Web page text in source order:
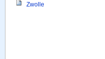
Zwolle